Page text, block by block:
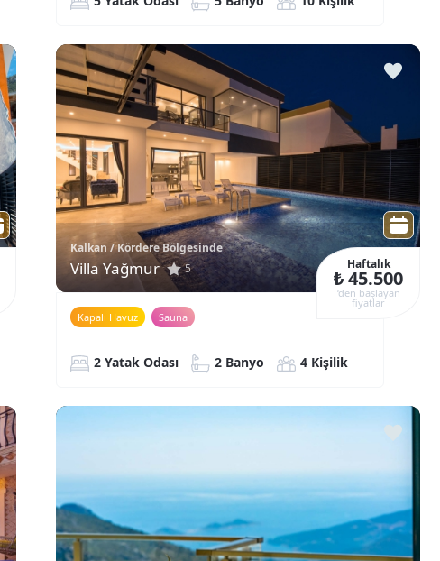
Kalkan / Kördere Bölgesinde
Villa Yağmur 5 Haftalık
₺ 45.500
‘den başlayan
fiyatlar
Kapalı Havuz
Sauna
2 Yatak Odası 2 Banyo 4 Kişilik